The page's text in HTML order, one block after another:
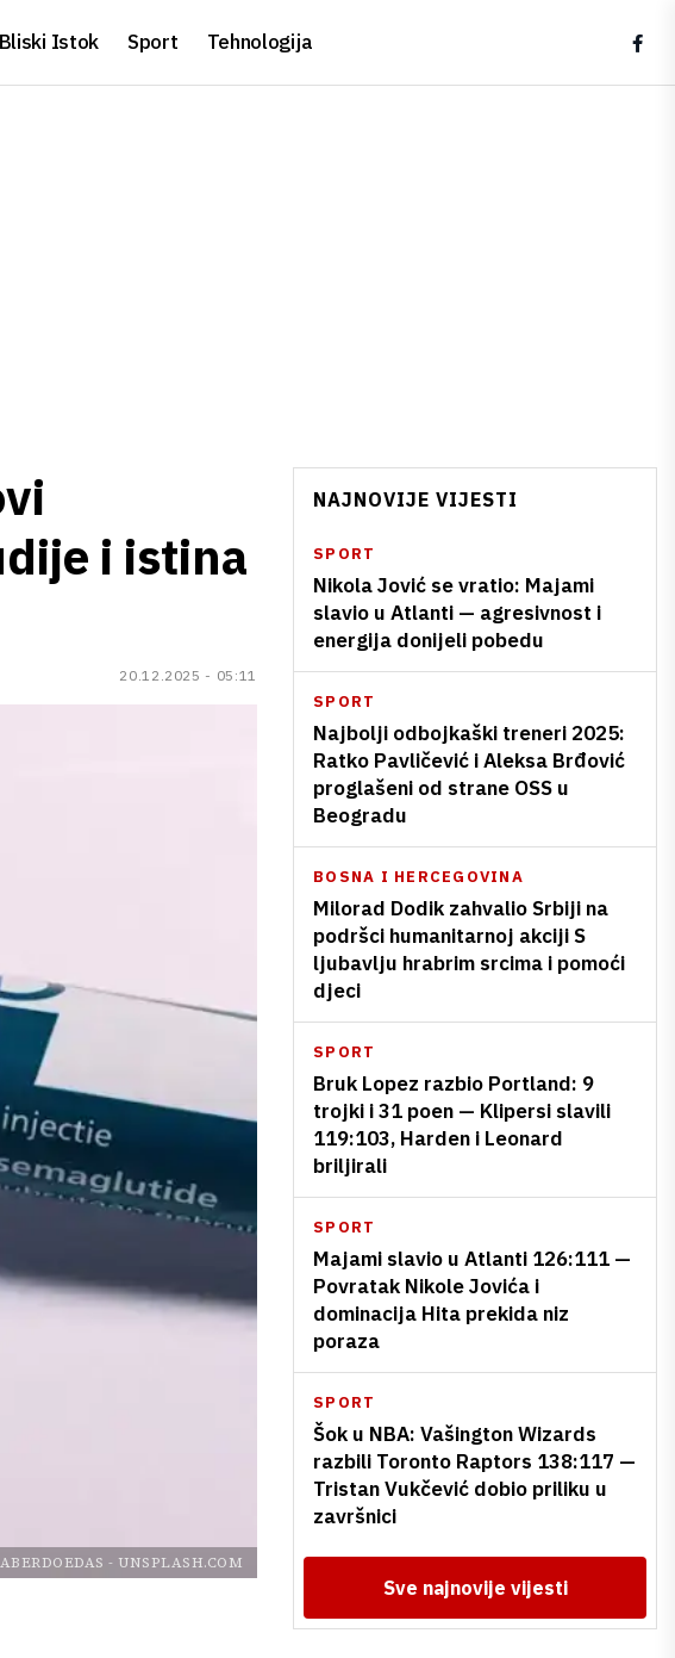
Bliski Istok Sport Tehnologija
i istina
20.12.2025 - 05:11
- UNSPLASH.COM
NAJNOVIJE VIJESTI
SPORT
Nikola Jović se vratio: Majami
slavio u Atlanti — agresivnost i
energija donijeli pobedu
SPORT
Najbolji odbojkaški treneri 2025:
Ratko Pavličević i Aleksa Brđović
proglašeni od strane OSS u
Beogradu
BOSNA I HERCEGOVINA
Milorad Dodik zahvalio Srbiji na
podršci humanitarnoj akciji S
ljubavlju hrabrim srcima i pomoći
djeci
SPORT
Bruk Lopez razbio Portland: 9
trojki i 31 poen — Klipersi slavili
119:103, Harden i Leonard
briljirali
SPORT
Majami slavio u Atlanti 126:111 —
Povratak Nikole Jovića i
dominacija Hita prekida niz
poraza
SPORT
Šok u NBA: Vašington Wizards
razbili Toronto Raptors 138:117 —
Tristan Vukčević dobio priliku u
završnici
Sve najnovije vijesti